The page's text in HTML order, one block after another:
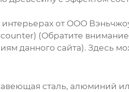
интерьерах от ООО
(Обратите
данного сайта). Здесь
сталь, алюминий